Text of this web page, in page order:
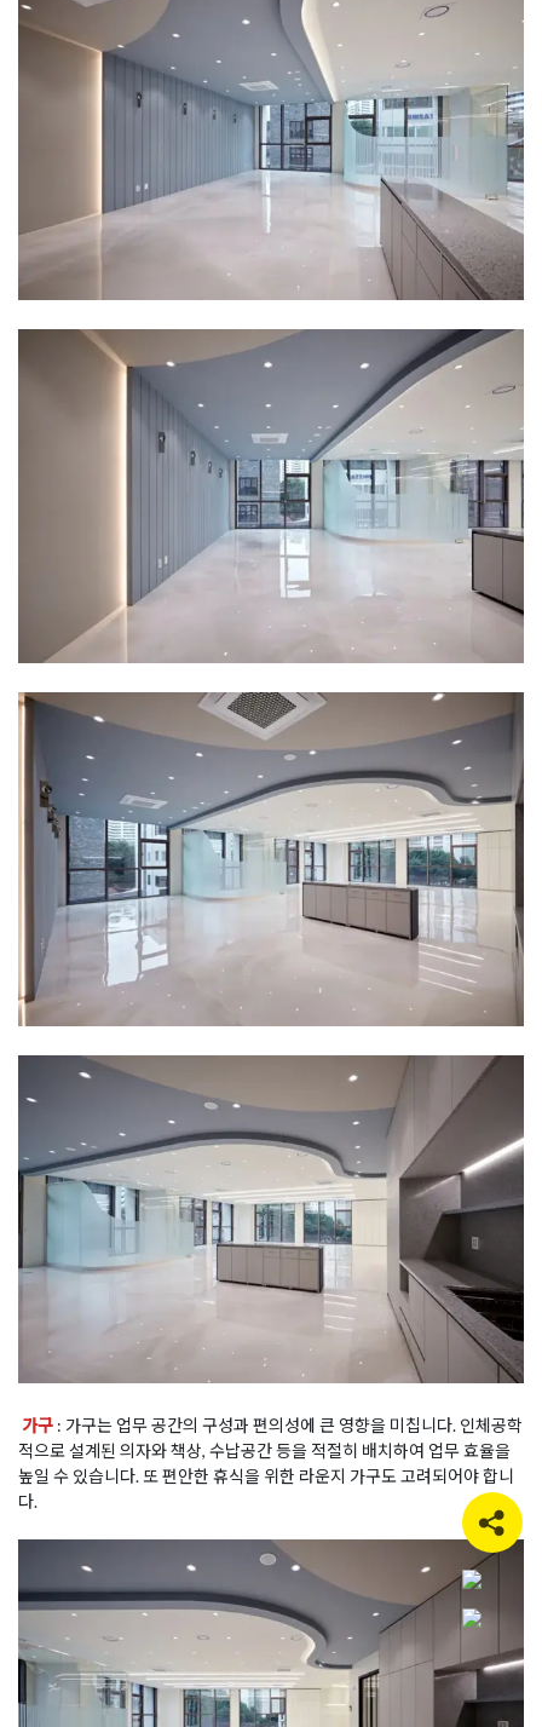
가구 : 가구는 업무 공간의 구성과 편의성에 큰 영향을 미칩니다. 인체공학
적으로 설계된 의자와 책상, 수납공간 등을 적절히 배치하여 업무 효율을
높일 수 있습니다. 또 편안한 휴식을 위한 라운지 가구도 고려되어야 합니
다.